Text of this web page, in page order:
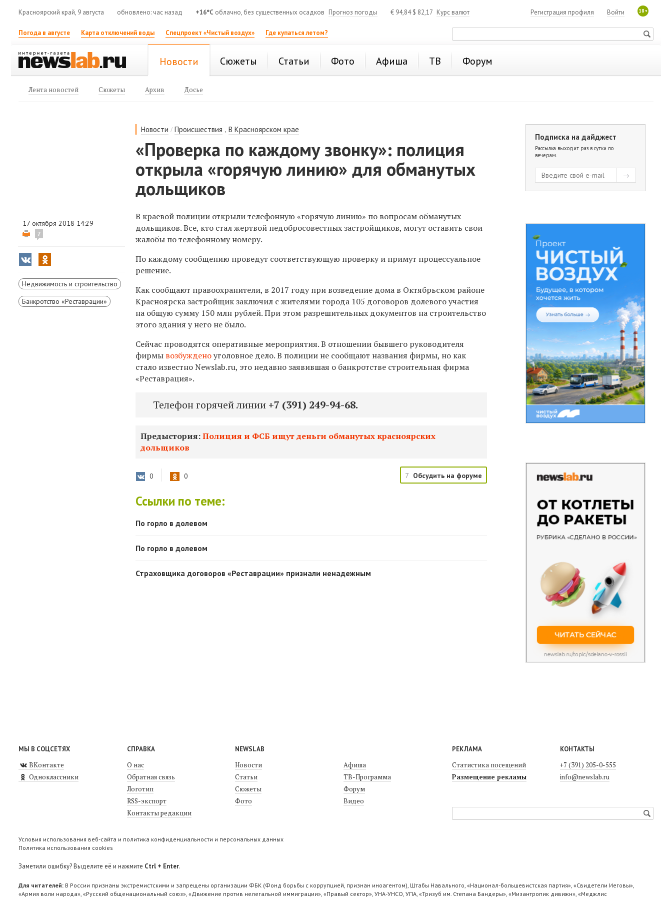
Красноярский край, 9 августа обновлено: час назад +16°C облачно, без существенных осадков Прогноз погоды € 94,84$ 82,17 Курс валют 18+
Войти
Регистрация профиля
Погода в августе Карта отключений воды Спецпроект «Чистый воздух» Где купаться летом?
Новости Сюжеты Статьи Фото Афиша ТВ Форум
Лента новостей Сюжеты Архив Досье
Новости /Происшествия ,В Красноярском крае
«Проверка по каждому звонку»: полиция
открыла «горячую линию» для обманутых
дольщиков
17 октября 2018 14:29
7
Недвижимость и строительство
Банкротство «Реставрации»
В краевой полиции открыли телефонную «горячую линию» по вопросам обманутых
дольщиков. Все, кто стал жертвой недобросовестных застройщиков, могут оставить свои
жалобы по телефонному номеру.
По каждому сообщению проведут соответствующую проверку и примут процессуальное
решение.
Как сообщают правоохранители, в 2017 году при возведение дома в Октябрьском районе
Красноярска застройщик заключил с жителями города 105 договоров долевого участия
на общую сумму 150 млн рублей. При этом разрешительных документов на строительство
этого здания у него не было.
Сейчас проводятся оперативные мероприятия. В отношении бывшего руководителя
фирмы возбужденоуголовное дело. В полиции не сообщают названия фирмы, но как
стало известно Newslab.ru, это недавно заявившая о банкротстве строительная фирма
«Реставрация».
Телефон горячей линии +7 (391) 249-94-68.
Предыстория:Полиция и ФСБ ищут деньги обманутых красноярских
дольщиков
0 0 7 Обсудить на форуме
Ссылки по теме:
По горло в долевом
По горло в долевом
Страховщика договоров «Реставрации» признали ненадежным
Подписка на дайджест
Рассылка выходит раз в сутки по
вечерам.
МЫ В СОЦСЕТЯХ
ВКонтакте
Одноклассники
СПРАВКА
О нас
Обратная связь
Логотип
RSS-экспорт
Контакты редакции
NEWSLAB
Новости
Статьи
Сюжеты
Фото
Афиша
ТВ-Программа
Форум
Видео
РЕКЛАМА
Статистика посещений
Размещение рекламы
КОНТАКТЫ
+7 (391) 205-0-555
info@newslab.ru
Условия использования веб-сайта и политика конфиденциальности и персональных данных
Политика использования cookies
Заметили ошибку? Выделите её и нажмите Ctrl + Enter.
Для читателей: В России признаны экстремистскими и запрещены организации ФБК (Фонд борьбы с коррупцией, признан иноагентом), Штабы Навального, «Национал-большевистская партия», «Свидетели Иеговы»,
«Армия воли народа», «Русский общенациональный союз», «Движение против нелегальной иммиграции», «Правый сектор», УНА-УНСО, УПА, «Тризуб им. Степана Бандеры», «Мизантропик дивижн», «Меджлис